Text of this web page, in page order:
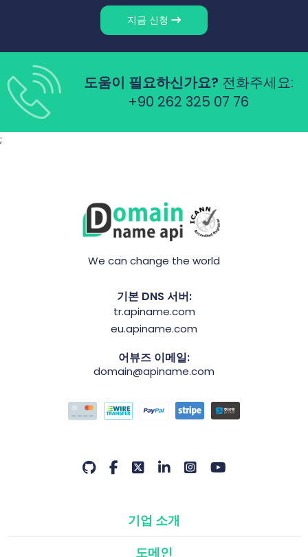
지금 신청
도움이 필요하신가요? 전화주세요:
+90 262 325 07 76
;
We can change the world
기본 DNS 서버:
tr.apiname.com
eu.apiname.com
어뷰즈 이메일:
domain@apiname.com
기업 소개
도메인